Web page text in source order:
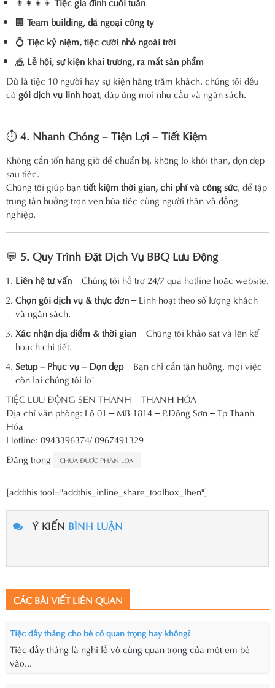
🏢 Team building, dã ngoại công ty
💍 Tiệc kỷ niệm, tiệc cưới nhỏ ngoài trời
🎪 Lễ hội, sự kiện khai trương, ra mắt sản phẩm
Dù là tiệc 10 người hay sự kiện hàng trăm khách, chúng tôi đều
có gói dịch vụ linh hoạt, đáp ứng mọi nhu cầu và ngân sách.
⏱️4. Nhanh Chóng – Tiện Lợi – Tiết Kiệm
Không cần tốn hàng giờ để chuẩn bị, không lo khói than, dọn dẹp
sau tiệc.
Chúng tôi giúp bạntiết kiệm thời gian, chi phí và công sức, để tập
trung tận hưởng trọn vẹn bữa tiệc cùng người thân và đồng
nghiệp.
💬 5. Quy Trình Đặt Dịch Vụ BBQ Lưu Động
Liên hệ tư vấn– Chúng tôi hỗ trợ 24/7 qua hotline hoặc website.
Chọn gói dịch vụ & thực đơn– Linh hoạt theo số lượng khách
và ngân sách.
Xác nhận địa điểm & thời gian– Chúng tôi khảo sát và lên kế
hoạch chi tiết.
Setup – Phục vụ – Dọn dẹp– Bạn chỉ cần tận hưởng, mọi việc
còn lại chúng tôi lo!
TIỆC LƯU ĐỘNG SEN THANH – THANH HÓA
Địa chỉ văn phòng: Lô 01 – MB 1814 – P.Đông Sơn – Tp Thanh
Hóa
Hotline: 0943396374/ 0967491329
Đăng trong
CHƯA ĐƯỢC PHÂN LOẠI
[addthis tool="addthis_inline_share_toolbox_lhen"]
Ý KIẾN BÌNH LUẬN
CÁC BÀI VIẾT LIÊN QUAN
Tiệc đầy tháng cho bé có quan trọng hay không?
Tiệc đầy tháng là nghi lễ vô cùng quan trọng của một em bé
vào...